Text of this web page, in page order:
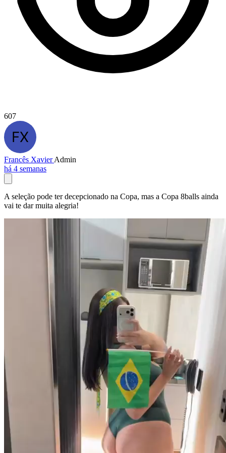
607
Francês XavierAdmin
há 4 semanas
A seleção pode ter decepcionado na Copa, mas a Copa 8balls ainda
vai te dar muita alegria!